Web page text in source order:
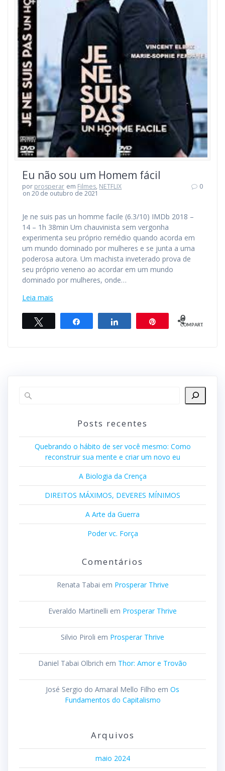
Eu não sou um Homem fácil
por prosperar em Filmes, NETFLIX
on 20 de outubro de 2021
0
Je ne suis pas un homme facile (6.3/10) IMDb 2018 –
14 – 1h 38min Um chauvinista sem vergonha
experimenta seu próprio remédio quando acorda em
um mundo dominado por mulheres e se junta a uma
poderosa autora. Um machista inveterado prova de
seu próprio veneno ao acordar em um mundo
dominado por mulheres, onde…
Leia mais
Compartilhar Compartilhar 0
COMPART.
Posts recentes
Quebrando o hábito de ser você mesmo: Como
reconstruir sua mente e criar um novo eu
A Biologia da Crença
DIREITOS MÁXIMOS, DEVERES MÍNIMOS
A Arte da Guerra
Poder vc. Força
Comentários
Renata Tabai em Prosperar Thrive
Everaldo Martinelli em Prosperar Thrive
Silvio Piroli em Prosperar Thrive
Daniel Tabai Olbrich em Thor: Amor e Trovão
José Sergio do Amaral Mello Filho em Os
Fundamentos do Capitalismo
Arquivos
maio 2024